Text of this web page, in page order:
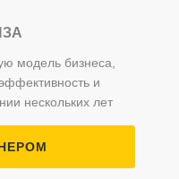
модель бизнеса,
и
нескольких лет